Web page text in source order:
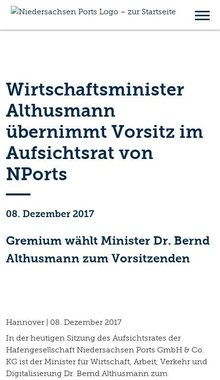
Wirtschaftsminister
Althusmann
übernimmt Vorsitz im
Aufsichtsrat von
NPorts
08. Dezember 2017
Gremium wählt Minister Dr. Bernd
Althusmann zum Vorsitzenden
Hannover | 08. Dezember 2017
In der heutigen Sitzung des Aufsichtsrates der
Hafengesellschaft Niedersachsen Ports GmbH & Co.
KG ist der Minister für Wirtschaft, Arbeit, Verkehr und
Digitalisierung Dr. Bernd Althusmann zum